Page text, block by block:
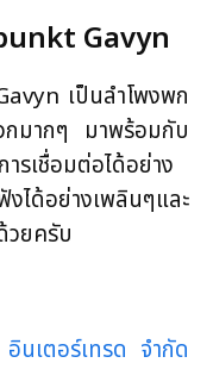
Gavyn
เป็นลำโพงพก
กมากๆ มาพร้อมกับ
ารเชื่อมต่อได้อย่าง
งได้อย่างเพลินๆและ
วยครับ
นเตอร์เทรด จำกัด